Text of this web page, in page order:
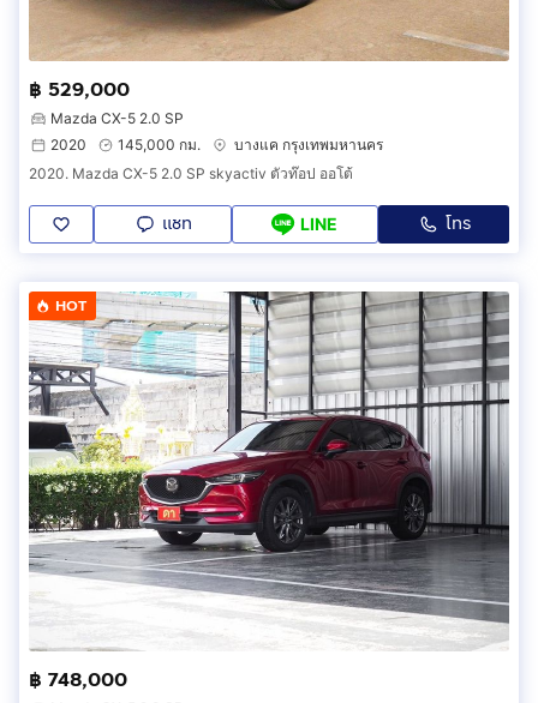
฿ 529,000
Mazda CX-5 2.0 SP
2020
145,000 กม.
บางแค กรุงเทพมหานคร
2020. Mazda CX-5 2.0 SP skyactiv ตัวท๊อป ออโต้
แชท LINE โทร
HOT
฿ 748,000